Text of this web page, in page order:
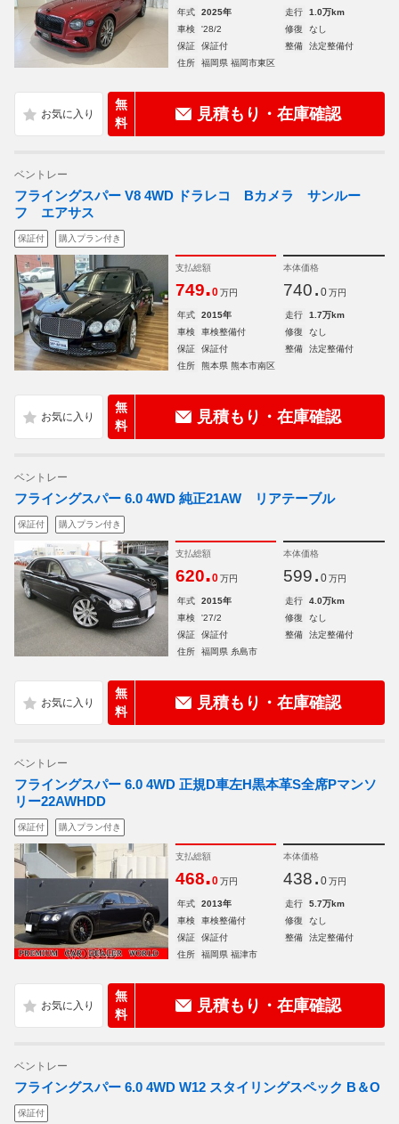
年式 2025年 走行
1.0万km
車検
'28/2 修復
なし
保証
保証付 整備
法定整備付
住所
福岡県 福岡市東区
無
料
見積もり・在庫確認
ベントレー
フライングスパー V8 4WD ドラレコ Bカメラ サンルー
フ エアサス
保証付 購入プラン付き
支払総額
749.0 万円
本体価格
740. 0 万円
年式 2015年 走行
1.7万km
車検
車検整備付 修復
なし
保証
保証付 整備
法定整備付
住所
熊本県 熊本市南区
無
料
見積もり・在庫確認
ベントレー
フライングスパー 6.0 4WD 純正21AW リアテーブル
保証付 購入プラン付き
支払総額
620.0 万円
本体価格
599. 0 万円
年式 2015年 走行
4.0万km
車検
'27/2 修復
なし
保証
保証付 整備
法定整備付
住所
福岡県 糸島市
無
料
見積もり・在庫確認
ベントレー
フライングスパー 6.0 4WD 正規D車左H黒本革S全席Pマンソ
リー22AWHDD
保証付 購入プラン付き
支払総額
468.0 万円
本体価格
438. 0 万円
年式 2013年 走行
5.7万km
車検
車検整備付 修復
なし
保証
保証付 整備
法定整備付
住所
福岡県 福津市
無
料
見積もり・在庫確認
ベントレー
フライングスパー 6.0 4WD W12 スタイリングスペック B＆O
保証付